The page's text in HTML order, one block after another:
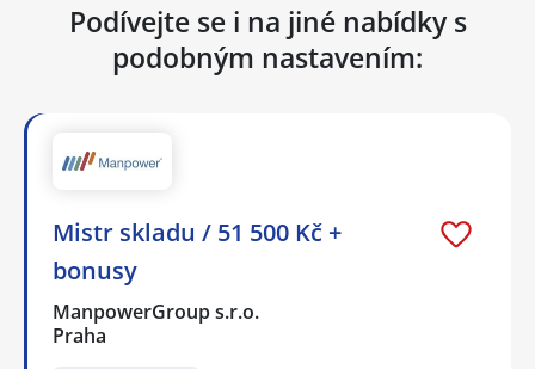
Podívejte se i na jiné nabídky s
podobným nastavením:
Mistr skladu / 51 500 Kč +
bonusy
ManpowerGroup s.r.o.
Praha